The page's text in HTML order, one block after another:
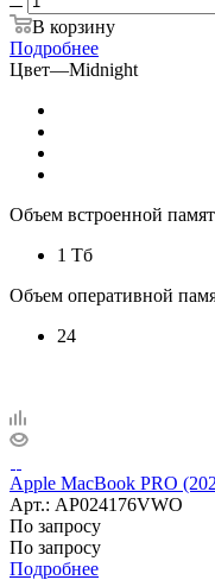
В корзину
Подробнее
Цвет—Midnight
Объем встроенной
1 Тб
Объем оперативной
24
Apple MacBook PRO
Арт.: AP024176VWO
По запросу
По запросу
Подробнее